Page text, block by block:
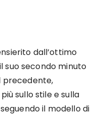
dall’ottimo
suo secondo minuto
precedente,
sullo stile e sulla
il modello di